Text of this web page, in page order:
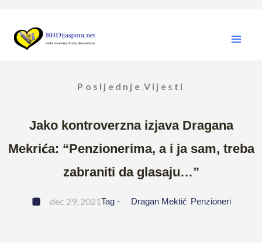
content
Posljednje Vijesti
Jako kontroverzna izjava Dragana
Mekrića: “Penzionerima, a i ja sam, treba
zabraniti da glasaju…”
dec 29, 2021Tag - Dragan Mektić Penzioneri